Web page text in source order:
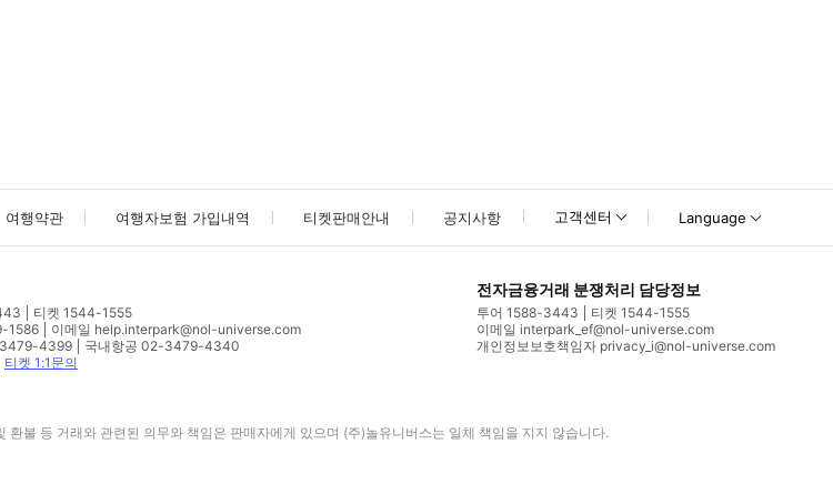
여행약관 여행자보험 가입내역 티켓판매안내 공지사항 고객센터 Language
티켓 1544-1555
1586
이메일 help.interpark@nol-universe.com
4399
국내항공 02-3479-4340
티켓 1:1문의
전자금융거래 분쟁처리 담당정보
투어 1588-3443
티켓 1544-1555
이메일 interpark_ef@nol-universe.com
개인정보보호책임자 privacy_i@nol-universe.com
불 등 거래와 관련된 의무와 책임은 판매자에게 있으며 (주)놀유니버스는 일체 책임을 지지 않습니다.